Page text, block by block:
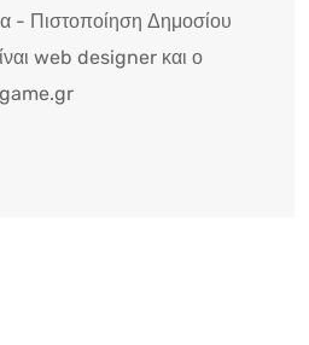
- Πιστοποίηση Δημοσίου
web designer και ο